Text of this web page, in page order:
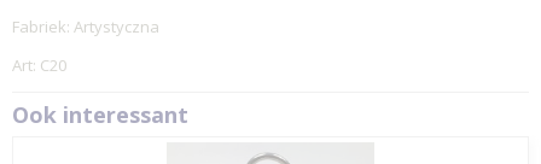
Fabriek: Artystyczna
Art: C20
Ook interessant